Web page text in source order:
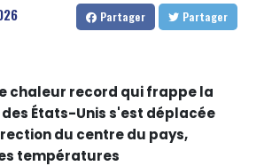
Partager Partager
chaleur record qui frappe la
États-Unis s'est déplacée
du centre du pays,
températures